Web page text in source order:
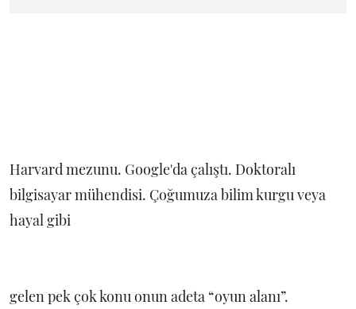
Harvard mezunu. Google'da çalıştı. Doktoralı
bilgisayar mühendisi. Çoğumuza bilim kurgu veya
hayal gibi
gelen pek çok konu onun adeta “oyun alanı”.